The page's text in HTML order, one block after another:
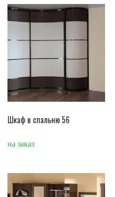
Шкаф в спальню 56
на заказ